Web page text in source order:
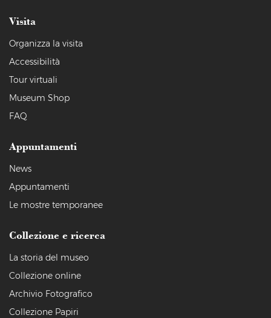
Visita
Organizza la visita
Accessibilità
Tour virtuali
Museum Shop
FAQ
Appuntamenti
News
Appuntamenti
Le mostre temporanee
Collezione e ricerca
La storia del museo
Collezione online
Archivio Fotografico
Collezione Papiri